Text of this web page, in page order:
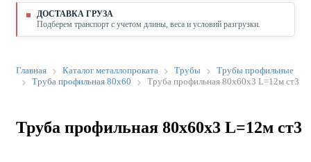
ДОСТАВКА ГРУЗА
Подберем транспорт с учетом длины, веса и условий разгрузки.
Главная Каталог металлопроката Трубы
Трубы профильные
Труба профильная 80х60
Труба профильная 80х60х3 L=12м ст3
Труба профильная 80х60х3 L=12м ст3